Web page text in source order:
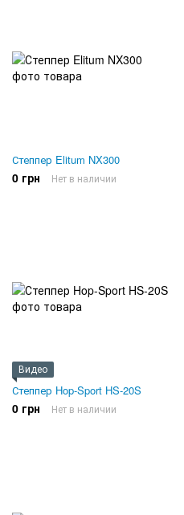
Степпер Elitum NX300
0 грн Нет в наличии
Видео
Степпер Hop-Sport HS-20S
0 грн Нет в наличии